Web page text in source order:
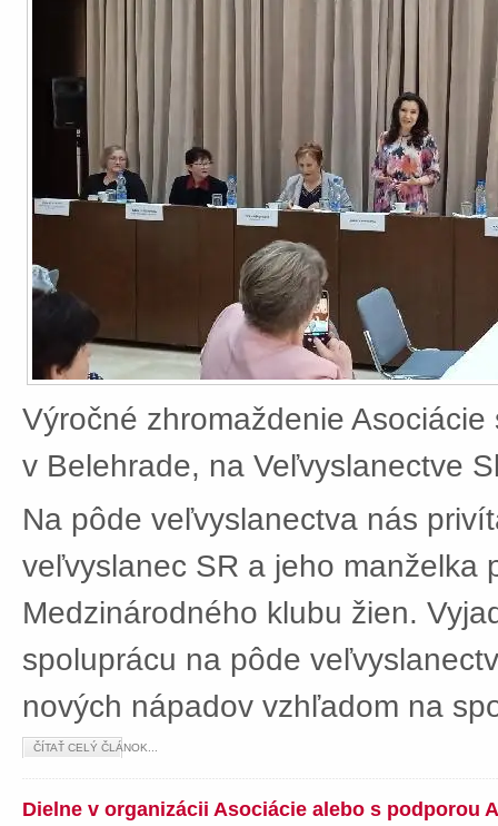
Výročné zhromaždenie
v Belehrade, na Veľvyslanectve
Na pôde veľvyslanectva nás
veľvyslanec SR a jeho manželka
Medzinárodného klubu žien.
spoluprácu na pôde
nových nápadov vzhľadom na
ČÍTAŤ CELÝ ČLÁNOK...
Dielne v organizácii Asociácie alebo s podporou